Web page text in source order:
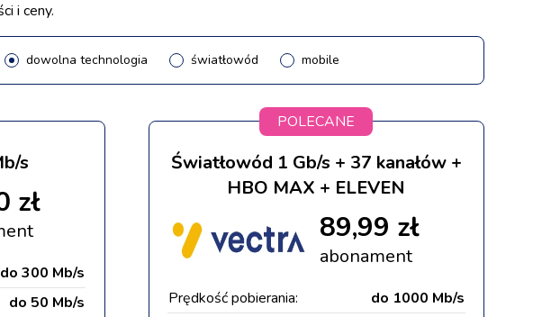
i ceny.
dowolna technologia światłowód mobile
s
zł
do 300 Mb/s
do 50 Mb/s
POLECANE
Światłowód 1 Gb/s + 37 kanałów +
HBO MAX + ELEVEN
89,99 zł
abonament
Prędkość pobierania:
do 1000 Mb/s